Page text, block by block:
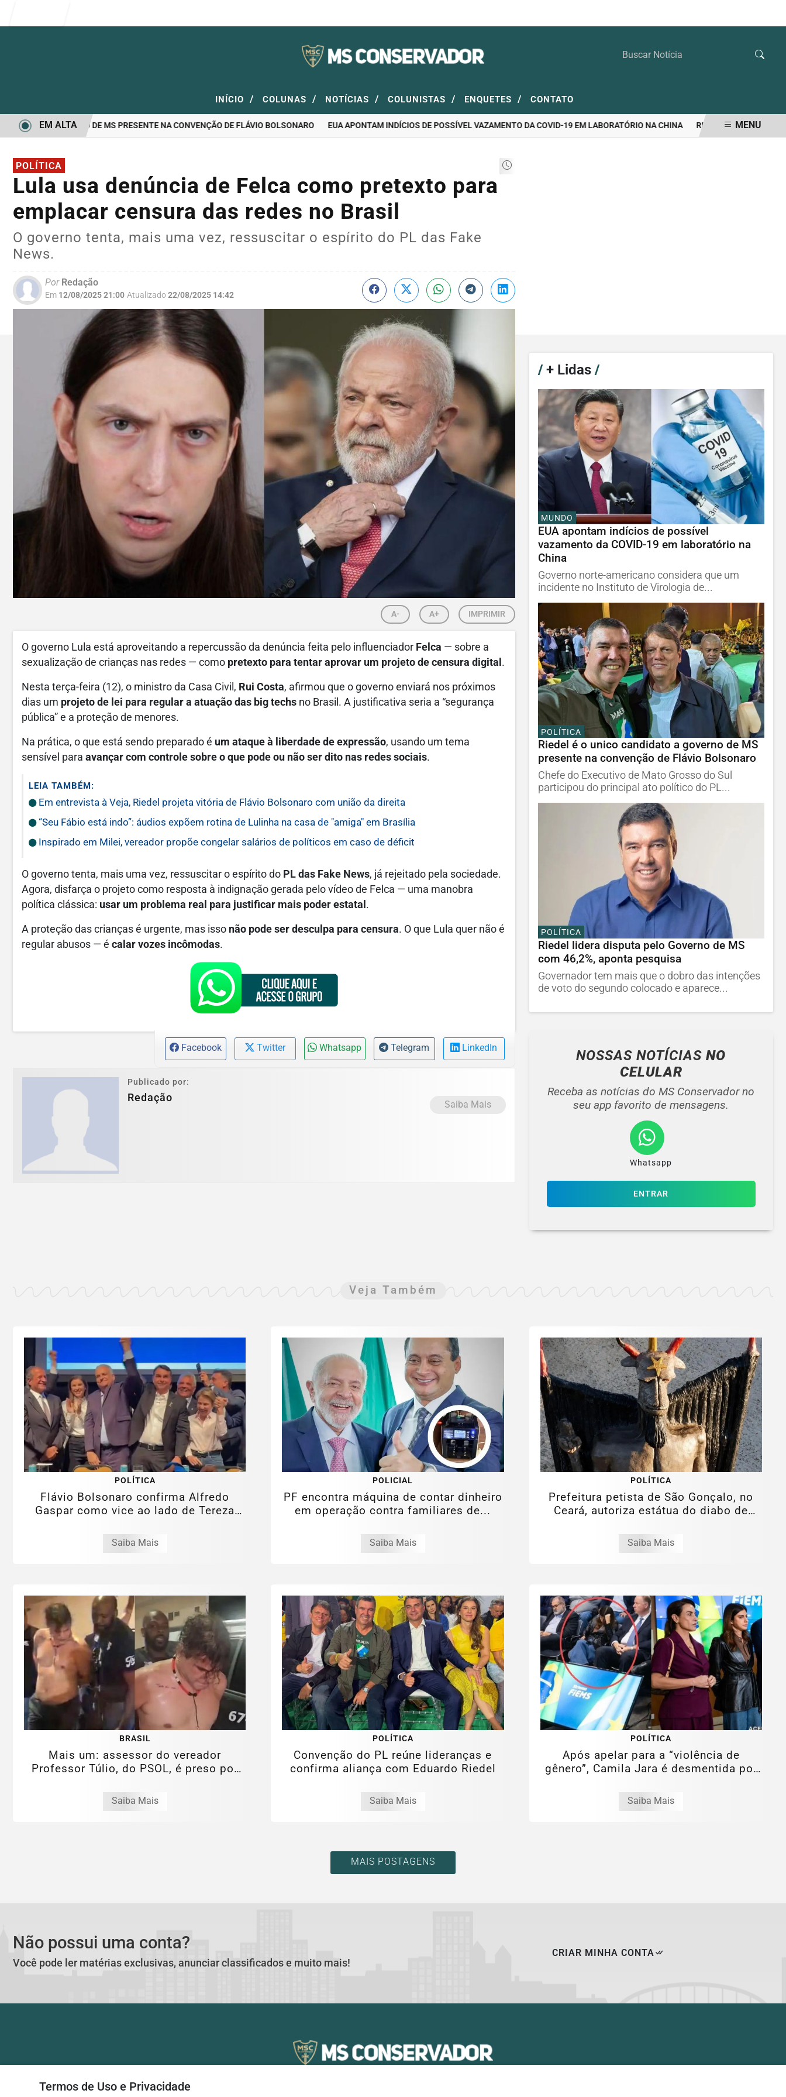
INÍCIO / COLUNAS / NOTÍCIAS / COLUNISTAS / ENQUETES / CONTATO
A GOVERNO DE MS PRESENTE NA CONVENÇÃO DE FLÁVIO BOLSONARO EUA APONTAM INDÍCIOS DE POSSÍVEL VAZAMENTO DA COVID-19 EM LABORATÓRIO NA CHINA RIEDEL LIDERA DISPUTA
EM ALTA MENU
POLÍTICA
Lula usa denúncia de Felca como pretexto para
emplacar censura das redes no Brasil
O governo tenta, mais uma vez, ressuscitar o espírito do PL das Fake
News.
PorRedação
Em 12/08/2025 21:00 Atualizado22/08/2025 14:42
A- A+ IMPRIMIR
O governo Lula está aproveitando a repercussão da denúncia feita pelo influenciador Felca — sobre a
sexualização de crianças nas redes — como pretexto para tentar aprovar um projeto de censura digital .
Nesta terça-feira (12), o ministro da Casa Civil, Rui Costa, afirmou que o governo enviará nos próximos
dias um projeto de lei para regular a atuação das big techs no Brasil. A justificativa seria a “segurança
pública” e a proteção de menores.
Na prática, o que está sendo preparado é um ataque à liberdade de expressão, usando um tema
sensível para avançar com controle sobre o que pode ou não ser dito nas redes sociais.
LEIA TAMBÉM:
Em entrevista à Veja, Riedel projeta vitória de Flávio Bolsonaro com união da direita
“Seu Fábio está indo”: áudios expõem rotina de Lulinha na casa de "amiga" em Brasília
Inspirado em Milei, vereador propõe congelar salários de políticos em caso de déficit
O governo tenta, mais uma vez, ressuscitar o espírito do PL das Fake News, já rejeitado pela sociedade.
Agora, disfarça o projeto como resposta à indignação gerada pelo vídeo de Felca — uma manobra
política clássica: usar um problema real para justificar mais poder estatal .
A proteção das crianças é urgente, mas isso não pode ser desculpa para censura. O que Lula quer não é
regular abusos — é calar vozes incômodas.
Facebook Twitter Whatsapp Telegram LinkedIn
Publicado por:
Redação
Saiba Mais
/+ Lidas /
MUNDO
EUA apontam indícios de possível
vazamento da COVID-19 em laboratório na
China
Governo norte-americano considera que um
incidente no Instituto de Virologia de...
POLÍTICA
Riedel é o unico candidato a governo de MS
presente na convenção de Flávio Bolsonaro
Chefe do Executivo de Mato Grosso do Sul
participou do principal ato político do PL...
POLÍTICA
Riedel lidera disputa pelo Governo de MS
com 46,2%, aponta pesquisa
Governador tem mais que o dobro das intenções
de voto do segundo colocado e aparece...
NOSSAS NOTÍCIASNO
CELULAR
Receba as notícias do MS Conservador no
seu app favorito de mensagens.
Whatsapp
ENTRAR
Veja Também
POLÍTICA
Flávio Bolsonaro confirma Alfredo
Gaspar como vice ao lado de Tereza
Saiba Mais
POLICIAL
PF encontra máquina de contar dinheiro
em operação contra familiares de...
Saiba Mais
POLÍTICA
Prefeitura petista de São Gonçalo, no
Ceará, autoriza estátua do diabo de
Saiba Mais
BRASIL
Mais um: assessor do vereador
Professor Túlio, do PSOL, é preso por
Saiba Mais
POLÍTICA
Convenção do PL reúne lideranças e
confirma aliança com Eduardo Riedel
Saiba Mais
POLÍTICA
Após apelar para a “violência de
gênero”, Camila Jara é desmentida por
Saiba Mais
MAIS POSTAGENS
Não possui uma conta?
Você pode ler matérias exclusivas, anunciar classificados e muito mais!
CRIAR MINHA CONTA
Termos de Uso e Privacidade